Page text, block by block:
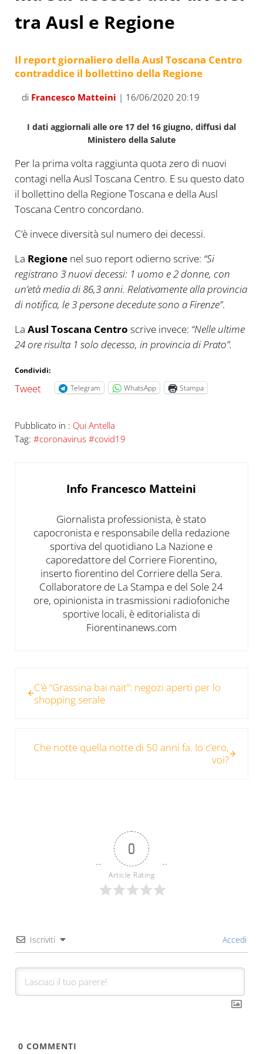
tra Ausl e Regione
Il report giornaliero della Ausl Toscana Centro
contraddice il bollettino della Regione
di Francesco Matteini | 16/06/2020 20:19
I dati aggiornali alle ore 17 del 16 giugno, diffusi dal
Ministero della Salute
Per la prima volta raggiunta quota zero di nuovi
contagi nella Ausl Toscana Centro. E su questo dato
il bollettino della Regione Toscana e della Ausl
Toscana Centro concordano.
C’è invece diversità sul numero dei decessi.
La Regione nel suo report odierno scrive: “Si
registrano 3 nuovi decessi: 1 uomo e 2 donne, con
un’età media di 86,3 anni. Relativamente alla provincia
di notifica, le 3 persone decedute sono a Firenze”.
La Ausl Toscana Centro scrive invece: “Nelle ultime
24 ore risulta 1 solo decesso, in provincia di Prato”.
Condividi:
Tweet Telegram WhatsApp Stampa
Pubblicato in : Qui Antella
Tag: #coronavirus #covid19
Info Francesco Matteini
Giornalista professionista, è stato
capocronista e responsabile della redazione
sportiva del quotidiano La Nazione e
caporedattore del Corriere Fiorentino,
inserto fiorentino del Corriere della Sera.
Collaboratore de La Stampa e del Sole 24
ore, opinionista in trasmissioni radiofoniche
sportive locali, è editorialista di
Fiorentinanews.com
C’è “Grassina bai nait”: negozi aperti per lo
shopping serale
Che notte quella notte di 50 anni fa. Io c’ero,
voi?
0
Article Rating
Iscriviti Accedi
0 COMMENTI